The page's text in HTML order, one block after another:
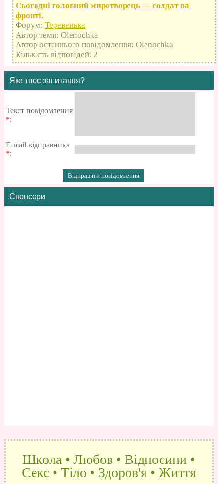
Сьогодні головний миротворець — солдат на
фронті.
Форум: Теревенька
Автор теми: Olenochka
Автор останнього повідомлення: Olenochka
Кількість відповідей: 2
Яке твоє запитання?
Текст повідомлення
*:
E-mail відправника
*:
Спонсори
Школа • Любов • Відносини •
Секс • Тіло • Здоров'я • Життя